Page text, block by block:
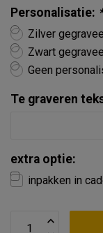
Personalisatie: *
Zilver
Zwart
Geen
Te graveren
extra optie:
inpakken in